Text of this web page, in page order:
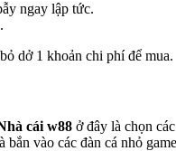
ngay lập tức.
dở 1 khoản chi phí để mua.
cái w88 ở đây là chọn
vào các đàn cá nhỏ